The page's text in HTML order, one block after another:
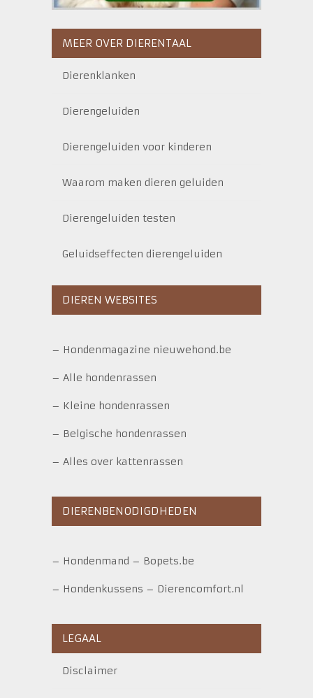
MEER OVER DIERENTAAL
Dierenklanken
Dierengeluiden
Dierengeluiden voor kinderen
Waarom maken dieren geluiden
Dierengeluiden testen
Geluidseffecten dierengeluiden
DIEREN WEBSITES
– Hondenmagazine nieuwehond.be
– Alle hondenrassen
– Kleine hondenrassen
– Belgische hondenrassen
– Alles over kattenrassen
DIERENBENODIGDHEDEN
– Hondenmand – Bopets.be
– Hondenkussens – Dierencomfort.nl
LEGAAL
Disclaimer